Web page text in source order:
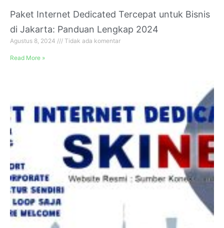
Paket Internet Dedicated Tercepat untuk Bisnis
di Jakarta: Panduan Lengkap 2024
Agustus 8, 2024 Tidak ada komentar
Read More »